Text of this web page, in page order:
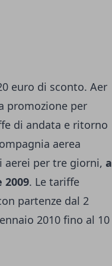
euro di sconto. Aer
promozione per
di andata e ritorno
aerea
aerei per tre giorni, a
. Le tariffe
partenze dal 2
2010 fino al 10